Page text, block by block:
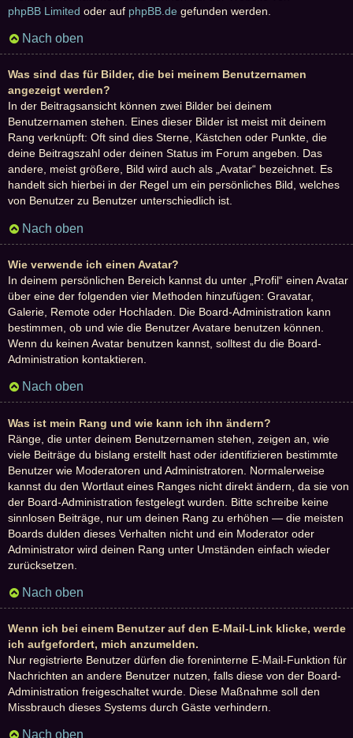
phpBB Limited oder auf phpBB.de gefunden werden.
Nach oben
Was sind das für Bilder, die bei meinem Benutzernamen
angezeigt werden?
In der Beitragsansicht können zwei Bilder bei deinem
Benutzernamen stehen. Eines dieser Bilder ist meist mit deinem
Rang verknüpft: Oft sind dies Sterne, Kästchen oder Punkte, die
deine Beitragszahl oder deinen Status im Forum angeben. Das
andere, meist größere, Bild wird auch als „Avatar“ bezeichnet. Es
handelt sich hierbei in der Regel um ein persönliches Bild, welches
von Benutzer zu Benutzer unterschiedlich ist.
Nach oben
Wie verwende ich einen Avatar?
In deinem persönlichen Bereich kannst du unter „Profil“ einen Avatar
über eine der folgenden vier Methoden hinzufügen: Gravatar,
Galerie, Remote oder Hochladen. Die Board-Administration kann
bestimmen, ob und wie die Benutzer Avatare benutzen können.
Wenn du keinen Avatar benutzen kannst, solltest du die Board-
Administration kontaktieren.
Nach oben
Was ist mein Rang und wie kann ich ihn ändern?
Ränge, die unter deinem Benutzernamen stehen, zeigen an, wie
viele Beiträge du bislang erstellt hast oder identifizieren bestimmte
Benutzer wie Moderatoren und Administratoren. Normalerweise
kannst du den Wortlaut eines Ranges nicht direkt ändern, da sie von
der Board-Administration festgelegt wurden. Bitte schreibe keine
sinnlosen Beiträge, nur um deinen Rang zu erhöhen — die meisten
Boards dulden dieses Verhalten nicht und ein Moderator oder
Administrator wird deinen Rang unter Umständen einfach wieder
zurücksetzen.
Nach oben
Wenn ich bei einem Benutzer auf den E-Mail-Link klicke, werde
ich aufgefordert, mich anzumelden.
Nur registrierte Benutzer dürfen die foreninterne E-Mail-Funktion für
Nachrichten an andere Benutzer nutzen, falls diese von der Board-
Administration freigeschaltet wurde. Diese Maßnahme soll den
Missbrauch dieses Systems durch Gäste verhindern.
Nach oben